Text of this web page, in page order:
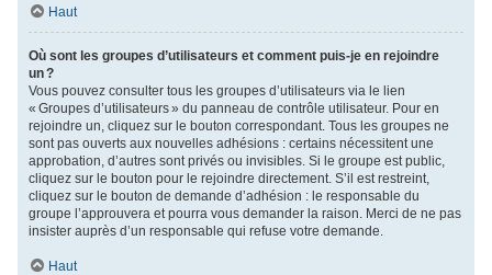
Haut
Où sont les groupes d’utilisateurs et comment puis-je en rejoindre
un ?
Vous pouvez consulter tous les groupes d’utilisateurs via le lien
« Groupes d’utilisateurs » du panneau de contrôle utilisateur. Pour en
rejoindre un, cliquez sur le bouton correspondant. Tous les groupes ne
sont pas ouverts aux nouvelles adhésions : certains nécessitent une
approbation, d’autres sont privés ou invisibles. Si le groupe est public,
cliquez sur le bouton pour le rejoindre directement. S’il est restreint,
cliquez sur le bouton de demande d’adhésion : le responsable du
groupe l’approuvera et pourra vous demander la raison. Merci de ne pas
insister auprès d’un responsable qui refuse votre demande.
Haut